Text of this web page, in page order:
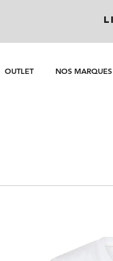
OUTLET NOS MARQUES